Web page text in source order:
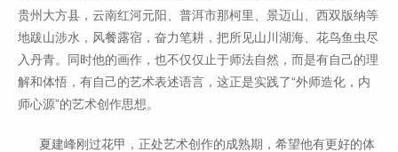
贵州大方县，云南红河元阳、普洱市那柯里、景迈山、西双版纳等
地跋山涉水，风餐露宿，奋力笔耕，把所见山川湖海、花鸟鱼虫尽
入丹青。同时他的画作，也不仅仅止于师法自然，而是有自己的理
解和体悟，有自己的艺术表述语言，这正是实践了“外师造化，内
师心源”的艺术创作思想。
夏建峰刚过花甲，正处艺术创作的成熟期，希望他有更好的体